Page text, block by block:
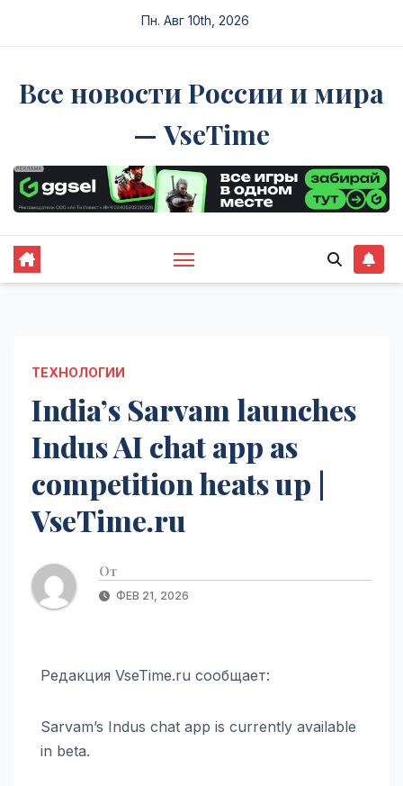
Пн. Авг 10th, 2026
Все новости России и мира
— VseTime
ТЕХНОЛОГИИ
India’s Sarvam launches
Indus AI chat app as
competition heats up |
VseTime.ru
От
ФЕВ 21, 2026
Редакция VseTime.ru сообщает:
Sarvam’s Indus chat app is currently available
in beta.